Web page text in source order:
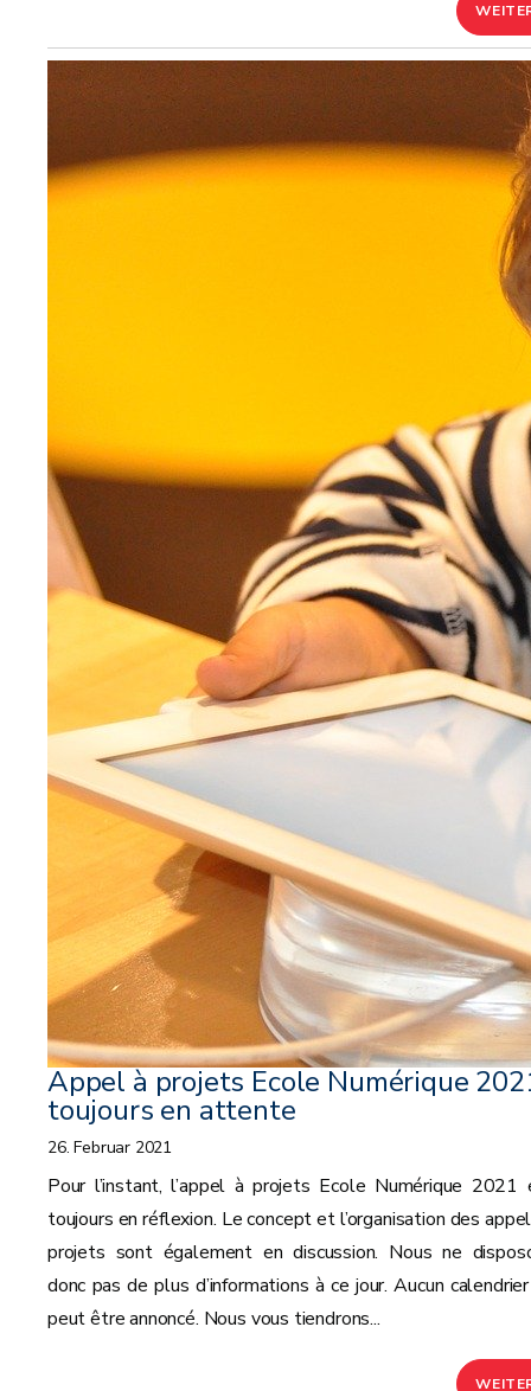
Appel à projets Ecole Numérique
toujours en attente
26. Februar 2021
Pour l’instant, l’appel à projets Ecole Numérique 2021
toujours en réflexion. Le concept et l’organisation des
projets sont également en discussion. Nous ne
donc pas de plus d’informations à ce jour. Aucun
peut être annoncé. Nous vous tiendrons...